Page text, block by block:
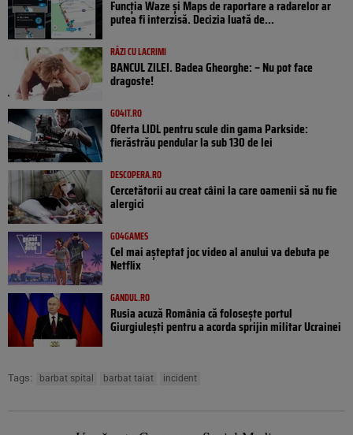
Funcția Waze și Maps de raportare a radarelor ar
putea fi interzisă. Decizia luată de...
RÂZI CU LACRIMI
BANCUL ZILEI. Badea Gheorghe: – Nu pot face
dragoste!
GO4IT.RO
Oferta LIDL pentru scule din gama Parkside:
fierăstrău pendular la sub 130 de lei
DESCOPERA.RO
Cercetătorii au creat câini la care oamenii să nu fie
alergici
GO4GAMES
Cel mai așteptat joc video al anului va debuta pe
Netflix
GANDUL.RO
Rusia acuză România că folosește portul
Giurgiulești pentru a acorda sprijin militar Ucrainei
Tags: barbat spital barbat taiat incident